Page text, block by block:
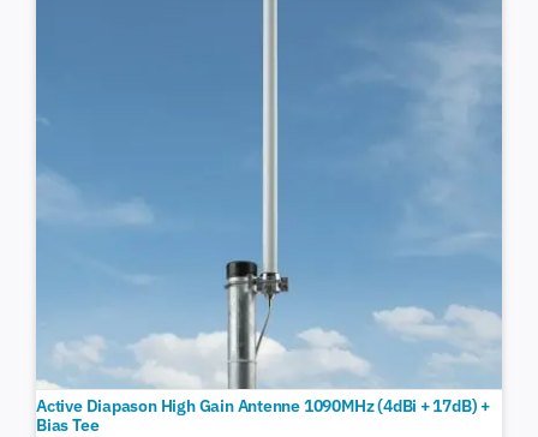
Active Diapason High Gain Antenne 1090MHz (4dBi + 17dB) +
Bias Tee